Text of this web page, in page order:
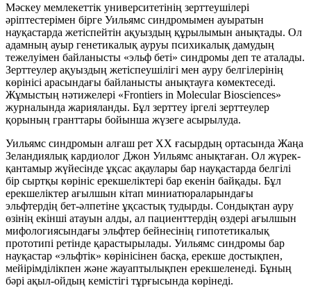
Мәскеу мемлекеттік университетінің зерттеушілері
әріптестерімен бірге Уильямс синдромымен ауыратын
науқастарда жетіспейтін ақуыздың құрылымын анықтады. Ол
адамның ауыр генетикалық ауруы психикалық дамудың
тежелуімен байланысты «эльф беті» синдромы деп те аталады.
Зерттеулер ақуыздың жетіспеушілігі мен ауру белгілерінің
көрінісі арасындағы байланысты анықтауға көмектеседі.
Жұмыстың нәтижелері «Frontiers in Molecular Biosciences»
журналында жарияланды. Бұл зерттеу іргелі зерттеулер
қорының гранттары бойынша жүзеге асырылуда.
Уильямс синдромын алғаш рет ХХ ғасырдың ортасында Жаңа
Зеландиялық кардиолог Джон Уильямс анықтаған. Ол жүрек-
қантамыр жүйесінде ұқсас ақаулары бар науқастарда белгілі
бір сыртқы көрініс ерекшеліктері бар екенін байқады. Бұл
ерекшеліктер ағылшын кітап миниатюраларындағы
эльфтердің бет-әлпетіне ұқсастық тудырды. Сондықтан ауру
өзінің екінші атауын алды, ал пациенттердің өздері ағылшын
мифологиясындағы эльфтер бейнесінің гипотетикалық
прототипі ретінде қарастырылады. Уильямс синдромы бар
науқастар «эльфтік» көрінісінен басқа, ерекше достықпен,
мейірімділікпен және жауаптылықпен ерекшеленеді. Бұның
бәрі ақыл-ойдың кемістігі тұрғысында көрінеді.